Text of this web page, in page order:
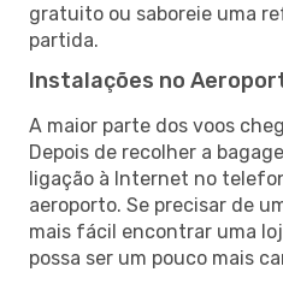
gratuito ou saboreie uma
partida.
Instalações no
A maior parte dos voos
Depois de recolher a
ligação à Internet no
aeroporto. Se precisar de
mais fácil encontrar uma
possa ser um pouco mais